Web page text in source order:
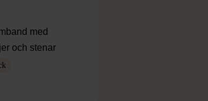
med
och stenar